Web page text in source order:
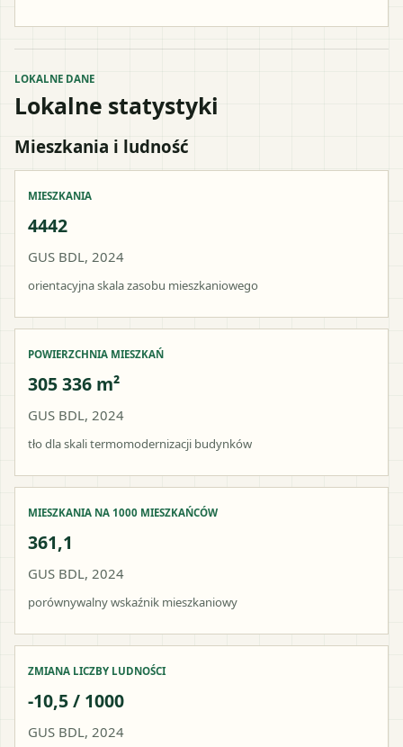
LOKALNE DANE
Lokalne statystyki
Mieszkania i ludność
MIESZKANIA
4442
GUS BDL, 2024
orientacyjna skala zasobu mieszkaniowego
POWIERZCHNIA MIESZKAŃ
305 336 m²
GUS BDL, 2024
tło dla skali termomodernizacji budynków
MIESZKANIA NA 1000 MIESZKAŃCÓW
361,1
GUS BDL, 2024
porównywalny wskaźnik mieszkaniowy
ZMIANA LICZBY LUDNOŚCI
-10,5 / 1000
GUS BDL, 2024